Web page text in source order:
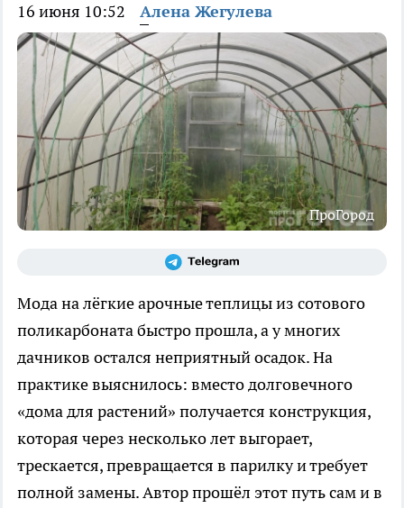
16 июня 10:52 Алена Жегулева
ПроГород
Мода на лёгкие арочные теплицы из сотового
поликарбоната быстро прошла, а у многих
дачников остался неприятный осадок. На
практике выяснилось: вместо долговечного
«дома для растений» получается конструкция,
которая через несколько лет выгорает,
трескается, превращается в парилку и требует
полной замены. Автор прошёл этот путь сам и в